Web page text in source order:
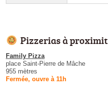
Pizzerias à
Family Pizza
place Saint-Pierre de Mâche
955 mètres
Fermée, ouvre à 11h